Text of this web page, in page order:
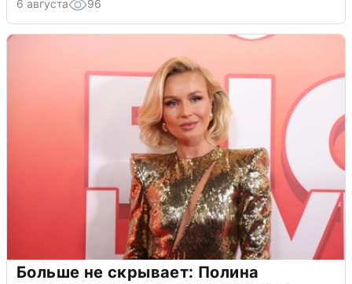
6 августа 96
Больше не скрывает: Полина